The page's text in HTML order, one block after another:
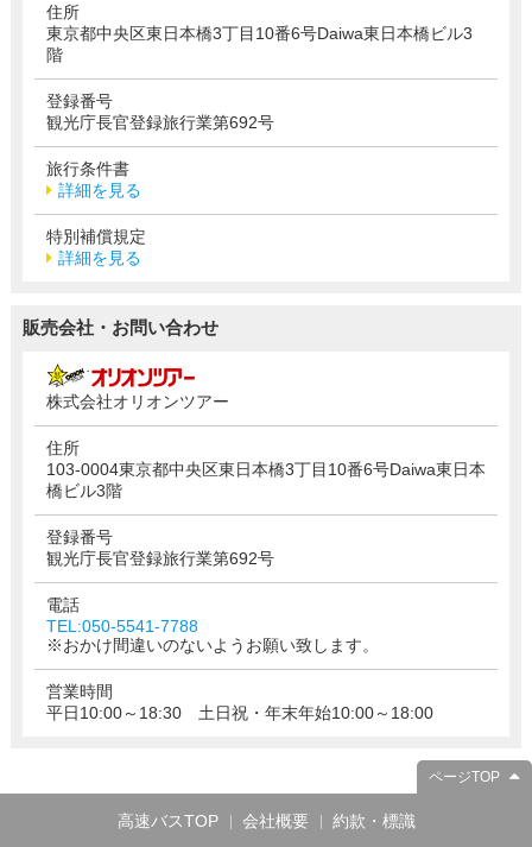
住所
東京都中央区東日本橋3丁目10番6号Daiwa東日本橋ビル3
階
登録番号
観光庁長官登録旅行業第692号
旅行条件書
詳細を見る
特別補償規定
詳細を見る
販売会社・お問い合わせ
株式会社オリオンツアー
住所
103-0004東京都中央区東日本橋3丁目10番6号Daiwa東日本
橋ビル3階
登録番号
観光庁長官登録旅行業第692号
電話
TEL:050-5541-7788
※おかけ間違いのないようお願い致します。
営業時間
平日10:00～18:30 土日祝・年末年始10:00～18:00
ページTOP
高速バスTOP 会社概要 約款・標識